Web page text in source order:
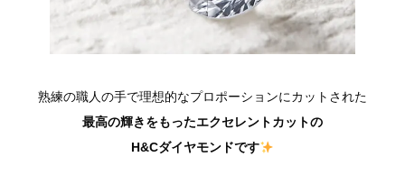
熟練の職人の手で理想的なプロポーションにカットされた
最高の輝きをもったエクセレントカットの
H&Cダイヤモンドです